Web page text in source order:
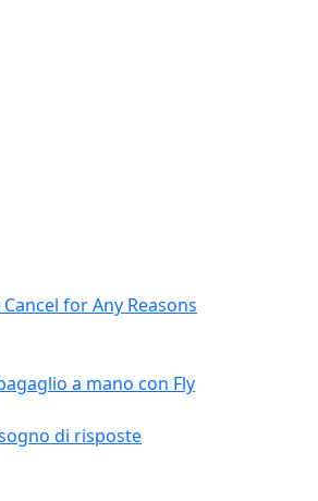
for Any Reasons
a mano con Fly
di risposte